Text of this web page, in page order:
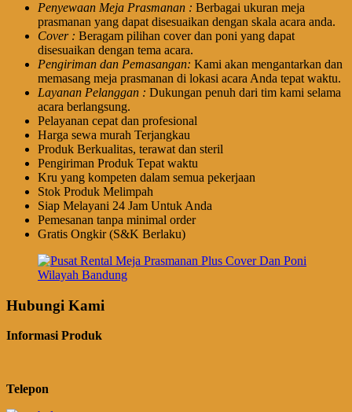
Penyewaan Meja Prasmanan : Berbagai ukuran meja
prasmanan yang dapat disesuaikan dengan skala acara anda.
Cover : Beragam pilihan cover dan poni yang dapat
disesuaikan dengan tema acara.
Pengiriman dan Pemasangan: Kami akan mengantarkan dan
memasang meja prasmanan di lokasi acara Anda tepat waktu.
Layanan Pelanggan : Dukungan penuh dari tim kami selama
acara berlangsung.
Pelayanan cepat dan profesional
Harga sewa murah Terjangkau
Produk Berkualitas, terawat dan steril
Pengiriman Produk Tepat waktu
Kru yang kompeten dalam semua pekerjaan
Stok Produk Melimpah
Siap Melayani 24 Jam Untuk Anda
Pemesanan tanpa minimal order
Gratis Ongkir (S&K Berlaku)
Hubungi Kami
Informasi Produk
Telepon